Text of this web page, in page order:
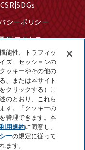
CSR SDGs
シーポリシー
要 アクセス
イトマップ
いでください
能性、トラフィッ
ズ、セッションの
ッキーやその他の
、または本サイト
クリックする）こ
のとおり、これら
す。「クッキーの
管理できます。本
用規約に同意し、
ーの規定に従って
ます。